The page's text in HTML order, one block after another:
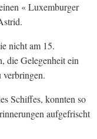
« Luxemburger
nicht am 15.
die Gelegenheit ein
verbringen.
Schiffes, konnten so
aufgefrischt